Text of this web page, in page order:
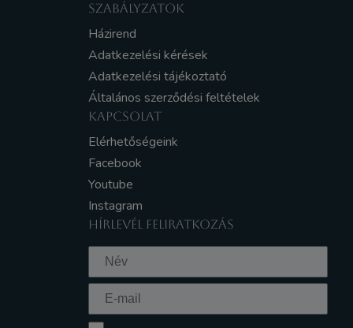
SZABÁLYZATOK
Házirend
Adatkezelési kérések
Adatkezelési tájékoztató
Általános szerződési feltételek
KAPCSOLAT
Elérhetőségeink
Facebook
Youtube
Instagram
HÍRLEVÉL FELIRATKOZÁS